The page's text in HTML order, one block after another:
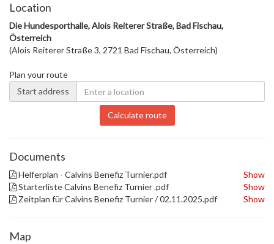
Location
Die Hundesporthalle, Alois Reiterer Straße, Bad Fischau,
Österreich
(Alois Reiterer Straße 3, 2721 Bad Fischau, Österreich)
Plan your route
Start address
Calculate route
Documents
Helferplan - Calvins Benefiz Turnier.pdf
Show
Starterliste Calvins Benefiz Turnier .pdf
Show
Zeitplan für Calvins Benefiz Turnier / 02.11.2025.pdf
Show
Map